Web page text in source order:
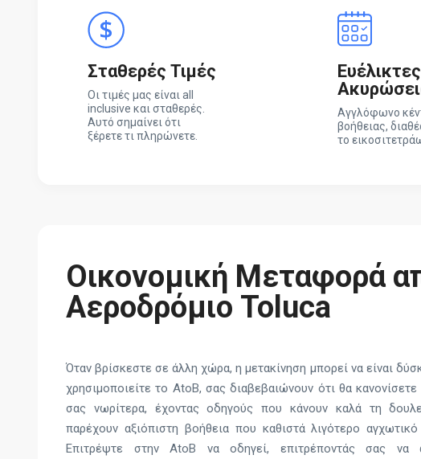
Σταθερές Τιμές
Οι τιμές μας είναι all
inclusive και σταθερές.
Αυτό σημαίνει ότι
ξέρετε τι πληρώνετε.
Ευέλικτες
Αγγλόφωνο
βοήθειας,
το
Οικονομική Μεταφορά
Αεροδρόμιο Toluca
Όταν βρίσκεστε σε άλλη χώρα, η μετακίνηση μπορεί να είναι
χρησιμοποιείτε το AtoB, σας διαβεβαιώνουν ότι θα
σας νωρίτερα, έχοντας οδηγούς που κάνουν καλά τη
παρέχουν αξιόπιστη βοήθεια που καθιστά λιγότερο
Επιτρέψτε στην AtoB να οδηγεί, επιτρέποντάς σας να